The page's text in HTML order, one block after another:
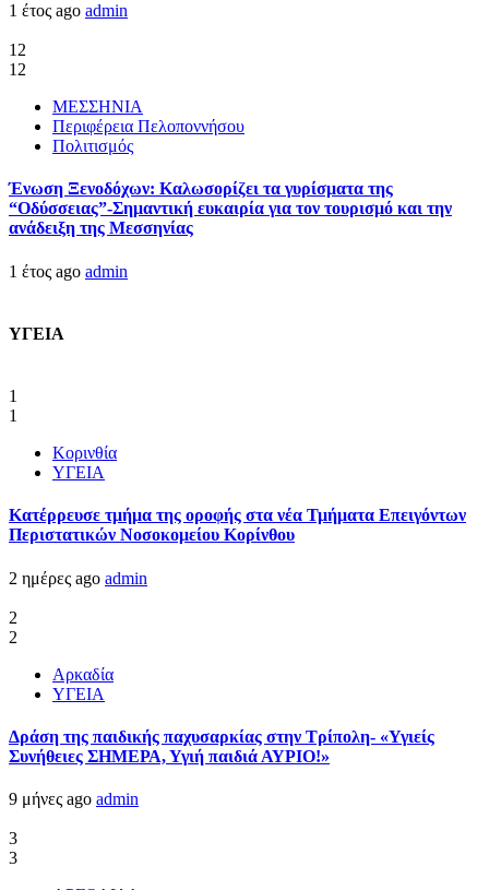
1 έτος ago admin
12
12
ΜΕΣΣΗΝΙΑ
Περιφέρεια Πελοποννήσου
Πολιτισμός
Ένωση Ξενοδόχων: Καλωσορίζει τα γυρίσματα της
“Οδύσσειας”-Σημαντική ευκαιρία για τον τουρισμό και την
ανάδειξη της Μεσσηνίας
1 έτος ago admin
ΥΓΕΙΑ
1
1
Κορινθία
ΥΓΕΙΑ
Kατέρρευσε τμήμα της οροφής στα νέα Τμήματα Επειγόντων
Περιστατικών Νοσοκομείου Κορίνθου
2 ημέρες ago admin
2
2
Αρκαδία
ΥΓΕΙΑ
Δράση της παιδικής παχυσαρκίας στην Τρίπολη- «Υγιείς
Συνήθειες ΣΗΜΕΡΑ, Υγιή παιδιά ΑΥΡΙΟ!»
9 μήνες ago admin
3
3